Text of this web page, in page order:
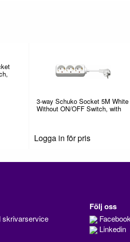
3-way Schuko Socket 5M White
Without ON/OFF Switch, with
Logga in för pris
skrivarservice
Följ oss
Facebook
Linkedin